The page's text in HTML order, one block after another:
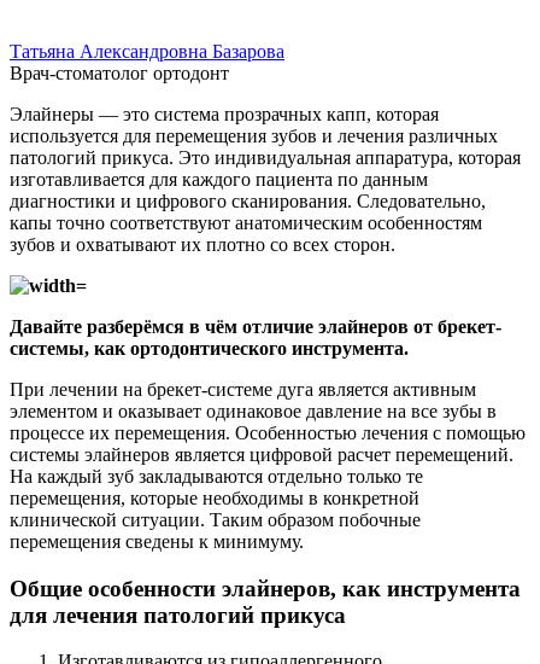
Татьяна Александровна Базарова
Врач-стоматолог ортодонт
Элайнеры — это система прозрачных капп, которая
используется для перемещения зубов и лечения различных
патологий прикуса. Это индивидуальная аппаратура, которая
изготавливается для каждого пациента по данным
диагностики и цифрового сканирования. Следовательно,
капы точно соответствуют анатомическим особенностям
зубов и охватывают их плотно со всех сторон.
Давайте разберёмся в чём отличие элайнеров от брекет-
системы, как ортодонтического инструмента.
При лечении на брекет-системе дуга является активным
элементом и оказывает одинаковое давление на все зубы в
процессе их перемещения. Особенностью лечения с помощью
системы элайнеров является цифровой расчет перемещений.
На каждый зуб закладываются отдельно только те
перемещения, которые необходимы в конкретной
клинической ситуации. Таким образом побочные
перемещения сведены к минимуму.
Общие особенности элайнеров, как инструмента
для лечения патологий прикуса